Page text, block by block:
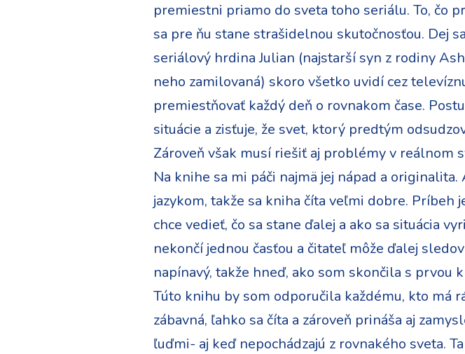
premiestni priamo do sveta toho seriálu. To, čo
sa pre ňu stane strašidelnou skutočnosťou. Dej
seriálový hrdina Julian (najstarší syn z rodiny
neho zamilovaná) skoro všetko uvidí cez
premiestňovať každý deň o rovnakom čase.
situácie a zisťuje, že svet, ktorý predtým
Zároveň však musí riešiť aj problémy v reálnom
Na knihe sa mi páči najmä jej nápad a
jazykom, takže sa kniha číta veľmi dobre.
chce vedieť, čo sa stane ďalej a ako sa situácia
nekončí jednou časťou a čitateľ môže ďalej
napínavý, takže hneď, ako som skončila s prvou
Túto knihu by som odporučila každému, kto má
zábavná, ľahko sa číta a zároveň prináša aj
ľuďmi- aj keď nepochádzajú z rovnakého sveta.